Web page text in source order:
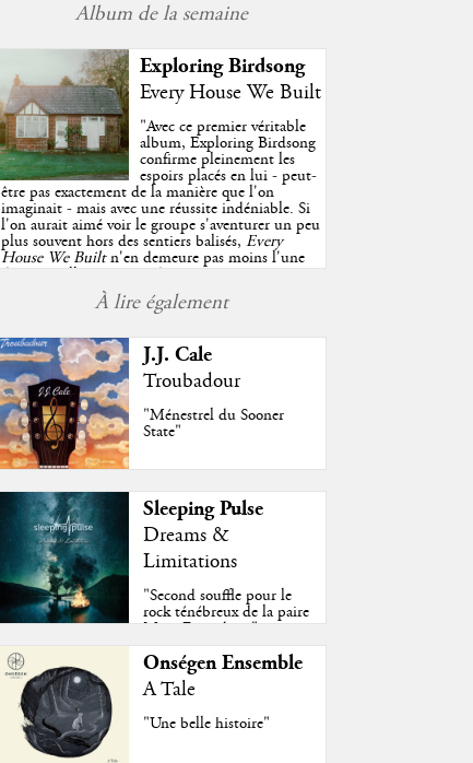
Album de la semaine
Exploring Birdsong
Every House We Built
"Avec ce premier véritable
album, Exploring Birdsong
confirme pleinement les
espoirs placés en lui - peut-
être pas exactement de la manière que l'on
imaginait - mais avec une réussite indéniable. Si
l'on aurait aimé voir le groupe s'aventurer un peu
plus souvent hors des sentiers balisés,Every
House We Builtn'en demeure pas moins l'une
des très belles surprises de cette année, porté par
plusieurs morceaux qui trouveront sans difficulté
une place de choix dans vos playlists estivales.
À lire également
J.J. Cale
Troubadour
"Ménestrel du Sooner
State"
Sleeping Pulse
Dreams &
Limitations
"Second souffle pour le
rock ténébreux de la paire
Moss-Fazendeiro"
Onségen Ensemble
A Tale
"Une belle histoire"